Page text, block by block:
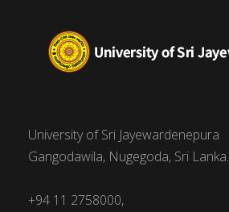
University of Sri Jayewardenepura
Gangodawila, Nugegoda, Sri Lanka.
+94 11 2758000,